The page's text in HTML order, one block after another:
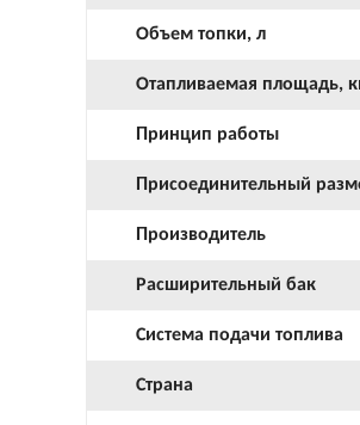
Объем топки, л
Отапливаемая площадь,
Принцип работы
Присоединительный
Производитель
Расширительный бак
Система подачи топлива
Страна